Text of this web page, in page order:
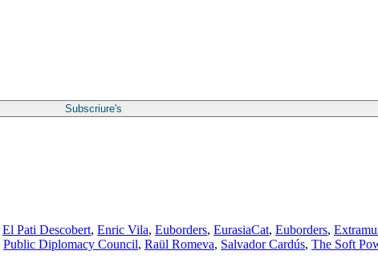
El Pati Descobert, Enric Vila, Euborders, EurasiaCat, Euborders,
Public Diplomacy Council, Raül Romeva, Salvador Cardús, The Soft